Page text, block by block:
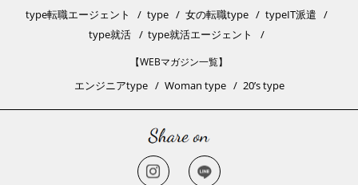
type転職エージェント type 女の転職type
typeIT派遣
type就活
type就活エージェント
【WEBマガジン一覧】
エンジニアtype Woman type 20’s type